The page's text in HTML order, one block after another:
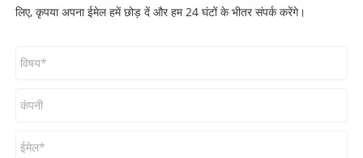
लिए, कृपया अपना ईमेल हमें छोड़ दें और हम 24 घंटों के भीतर संपर्क करेंगे।